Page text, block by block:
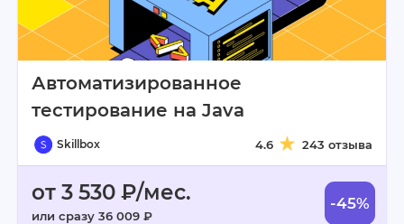
Автоматизированное
тестирование на Java
Skillbox 4.6 243 отзыва
от 3 530 ₽/мес.
или сразу 36 009 ₽
-45%